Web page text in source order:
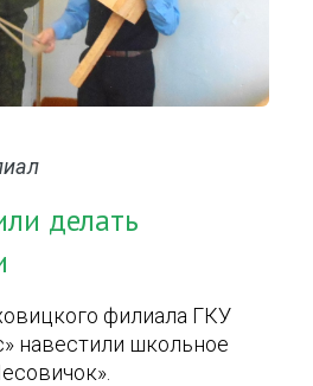
делать
филиала ГКУ
навестили школьное